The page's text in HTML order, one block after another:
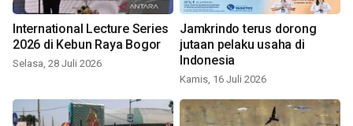
International Lecture Series
2026 di Kebun Raya Bogor
Selasa, 28 Juli 2026
Jamkrindo terus dorong
jutaan pelaku usaha di
Indonesia
Kamis, 16 Juli 2026